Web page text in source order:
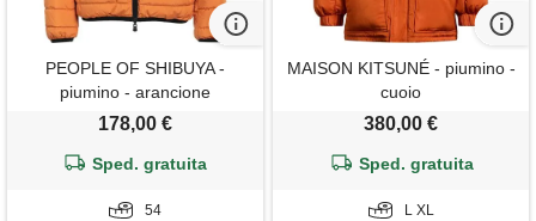
PEOPLE OF SHIBUYA -
piumino - arancione
178,00 €
Sped. gratuita
54
MAISON KITSUNÉ - piumino -
cuoio
380,00 €
Sped. gratuita
L XL